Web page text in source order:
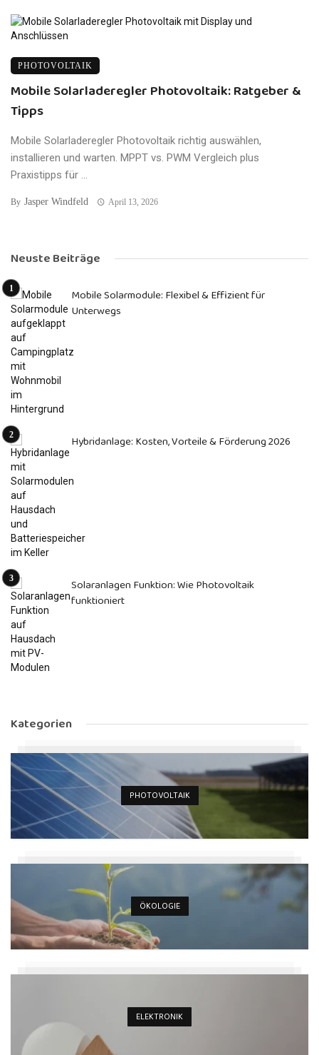
PHOTOVOLTAIK
Mobile Solarladeregler Photovoltaik: Ratgeber &
Tipps
Mobile Solarladeregler Photovoltaik richtig auswählen,
installieren und warten. MPPT vs. PWM Vergleich plus
Praxistipps für ...
By Jasper Windfeld April 13, 2026
Neuste Beiträge
Mobile Solarmodule: Flexibel & Effizient für
Unterwegs
Hybridanlage: Kosten, Vorteile & Förderung 2026
Solaranlagen Funktion: Wie Photovoltaik
funktioniert
Kategorien
PHOTOVOLTAIK
ÖKOLOGIE
ELEKTRONIK